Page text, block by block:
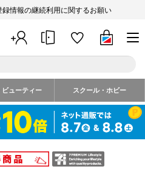
録情報の継続利用に関するお願い
ビューティー スクール・ホビー